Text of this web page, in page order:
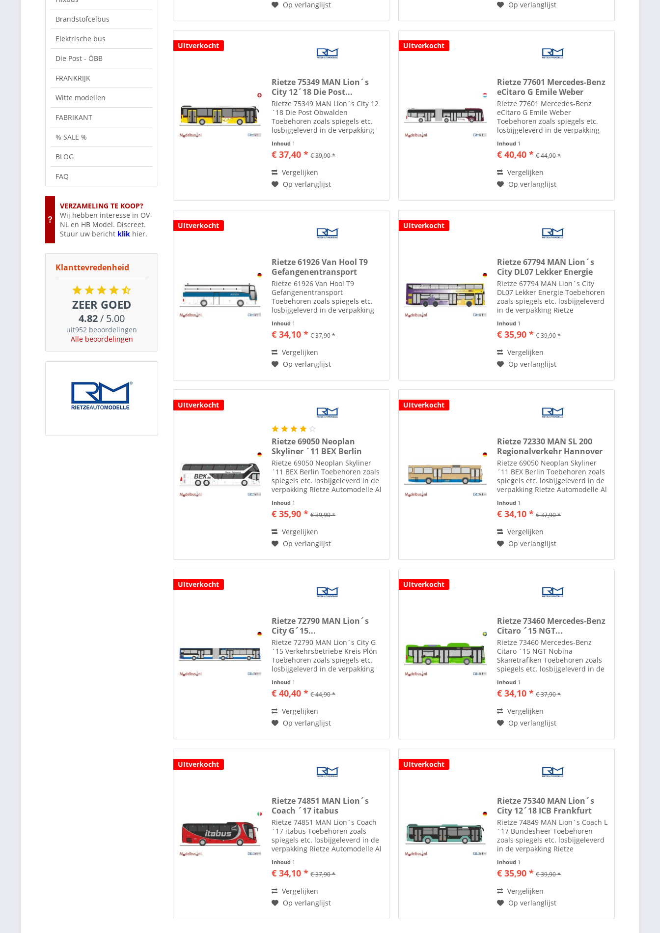
Brandstofcelbus
Elektrische bus
Die Post - ÖBB
FRANKRIJK
Witte modellen
FABRIKANT
% SALE %
BLOG
FAQ
VERZAMELING TE KOOP?
Wij hebben interesse in OV-
NL en HB Model. Discreet.
Stuur uw bericht klik hier.
Klanttevredenheid
ZEER GOED
4.82/ 5.00
uit952 beoordelingen
Alle beoordelingen
Op verlanglijst
Op verlanglijst
UItverkocht
Rietze 75349 MAN Lion´s
City 12´18 Die Post...
Rietze 75349 MAN Lion´s City 12
´18 Die Post Obwalden
Toebehoren zoals spiegels etc.
losbijgeleverd in de verpakking
jaar maakt men in het plaatsje
Altdorf bij Neurenberg
de...
Inhoud 1
€ 37,40 * € 39,90 *
Vergelijken
Op verlanglijst
UItverkocht
Rietze 77601 Mercedes-Benz
eCitaro G Emile Weber
Rietze 77601 Mercedes-Benz
eCitaro G Emile Weber
Toebehoren zoals spiegels etc.
losbijgeleverd in de verpakking
jaar maakt men in het plaatsje
Altdorf bij Neurenberg
de diverse...
Inhoud 1
€ 40,40 * € 44,90 *
Vergelijken
Op verlanglijst
UItverkocht
Rietze 61926 Van Hool T9
Gefangenentransport
Rietze 61926 Van Hool T9
Gefangenentransport
Toebehoren zoals spiegels etc.
losbijgeleverd in de verpakking
jaar maakt men in het plaatsje
Altdorf bij Neurenberg
de diverse...
Inhoud 1
€ 34,10 * € 37,90 *
Vergelijken
Op verlanglijst
UItverkocht
Rietze 67794 MAN Lion´s
City DL07 Lekker Energie
Rietze 67794 MAN Lion´s City
DL07 Lekker Energie Toebehoren
zoals spiegels etc. losbijgeleverd
in de verpakking Rietze
maakt men in het plaatsje Altdorf
bij Neurenberg modelauto's en
Inhoud 1
€ 35,90 * € 39,90 *
Vergelijken
Op verlanglijst
UItverkocht
Rietze 69050 Neoplan
Skyliner ´11 BEX Berlin
Rietze 69050 Neoplan Skyliner
´11 BEX Berlin Toebehoren zoals
spiegels etc. losbijgeleverd in de
verpakking Rietze Automodelle Al
plaatsje Altdorf bij Neurenberg
modelauto's en modelbussen in
Inhoud 1
€ 35,90 * € 39,90 *
Vergelijken
Op verlanglijst
UItverkocht
Rietze 72330 MAN SL 200
Regionalverkehr Hannover
Rietze 69050 Neoplan Skyliner
´11 BEX Berlin Toebehoren zoals
spiegels etc. losbijgeleverd in de
verpakking Rietze Automodelle Al
plaatsje Altdorf bij Neurenberg
modelauto's en modelbussen in
Inhoud 1
€ 34,10 * € 37,90 *
Vergelijken
Op verlanglijst
UItverkocht
Rietze 72790 MAN Lion´s
City G´15...
Rietze 72790 MAN Lion´s City G
´15 Verkehrsbetriebe Kreis Plön
Toebehoren zoals spiegels etc.
losbijgeleverd in de verpakking
jaar maakt men in het plaatsje
Altdorf bij Neurenberg
Inhoud 1
€ 40,40 * € 44,90 *
Vergelijken
Op verlanglijst
UItverkocht
Rietze 73460 Mercedes-Benz
Citaro ´15 NGT...
Rietze 73460 Mercedes-Benz
Citaro ´15 NGT Nobina
Skanetrafiken Toebehoren zoals
spiegels etc. losbijgeleverd in de
ruim 35 jaar maakt men in het
plaatsje Altdorf bij Neurenberg
Inhoud 1
€ 34,10 * € 37,90 *
Vergelijken
Op verlanglijst
UItverkocht
Rietze 74851 MAN Lion´s
Coach ´17 itabus
Rietze 74851 MAN Lion´s Coach
´17 itabus Toebehoren zoals
spiegels etc. losbijgeleverd in de
verpakking Rietze Automodelle Al
plaatsje Altdorf bij Neurenberg
modelauto's en modelbussen in
Inhoud 1
€ 34,10 * € 37,90 *
Vergelijken
Op verlanglijst
UItverkocht
Rietze 75340 MAN Lion´s
City 12´18 ICB Frankfurt
Rietze 74849 MAN Lion´s Coach L
´17 Bundesheer Toebehoren
zoals spiegels etc. losbijgeleverd
in de verpakking Rietze
maakt men in het plaatsje Altdorf
bij Neurenberg modelauto's en
Inhoud 1
€ 35,90 * € 39,90 *
Vergelijken
Op verlanglijst